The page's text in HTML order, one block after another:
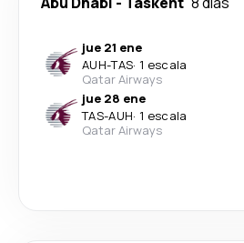
jue 21 ene
AUH-TAS· 1 escala
Qatar Airways
jue 28 ene
TAS-AUH· 1 escala
Qatar Airways